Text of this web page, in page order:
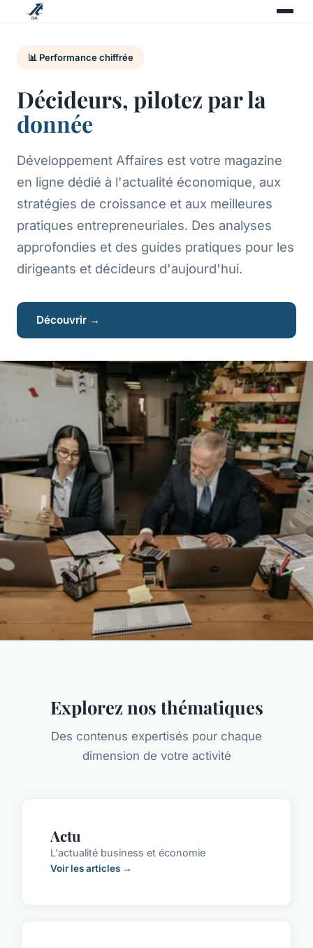
📊 Performance chiffrée
Décideurs, pilotez par la
donnée
Développement Affaires est votre magazine
en ligne dédié à l'actualité économique, aux
stratégies de croissance et aux meilleures
pratiques entrepreneuriales. Des analyses
approfondies et des guides pratiques pour les
dirigeants et décideurs d'aujourd'hui.
Découvrir →
Explorez nos thématiques
Des contenus expertisés pour chaque
dimension de votre activité
Actu
L'actualité business et économie
Voir les articles →